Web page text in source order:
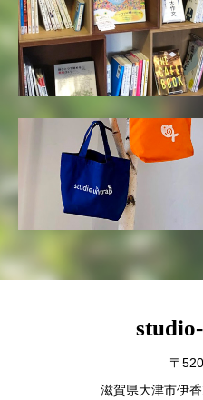
〒
滋賀県大津市伊